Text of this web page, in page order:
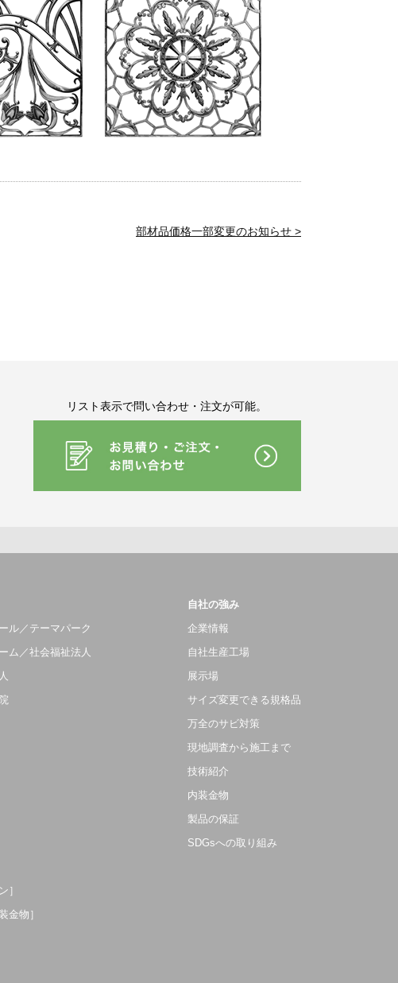
部材品価格一部変更のお知らせ >
リスト表示で問い合わせ・注文が可能。
ル／テーマパーク
ム／社会福祉法人
］
金物］
自社の強み
企業情報
自社生産工場
展示場
サイズ変更できる規格品
万全のサビ対策
現地調査から施工まで
技術紹介
内装金物
製品の保証
SDGsへの取り組み